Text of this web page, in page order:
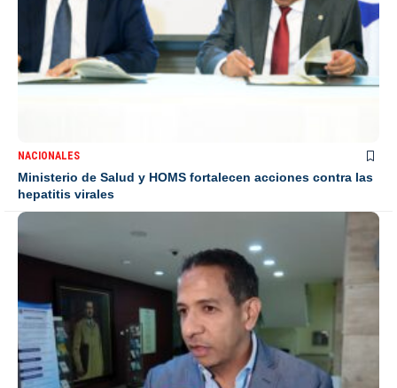
NACIONALES
Ministerio de Salud y HOMS fortalecen acciones contra las
hepatitis virales